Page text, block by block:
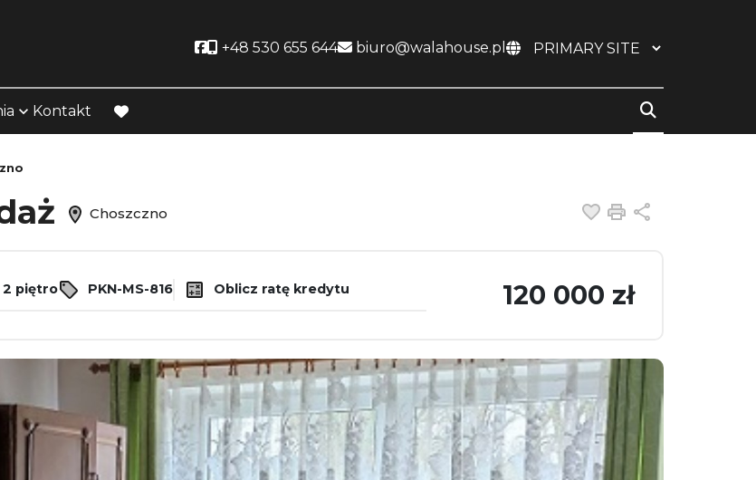
Social link
+48 530 655 644 biuro@walahouse.pl
Kontakt
favorite
Choszczno Dodaj do
Drukuj
2 piętro PKN-MS-816 Oblicz ratę kredytu 120 000 zł